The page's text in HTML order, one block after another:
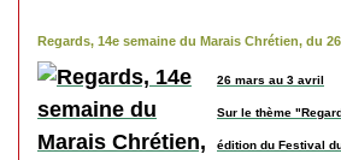
Regards, 14e semaine du Marais Chrétien, du
26 mars au 3 avril
Sur le thème
édition du Festival